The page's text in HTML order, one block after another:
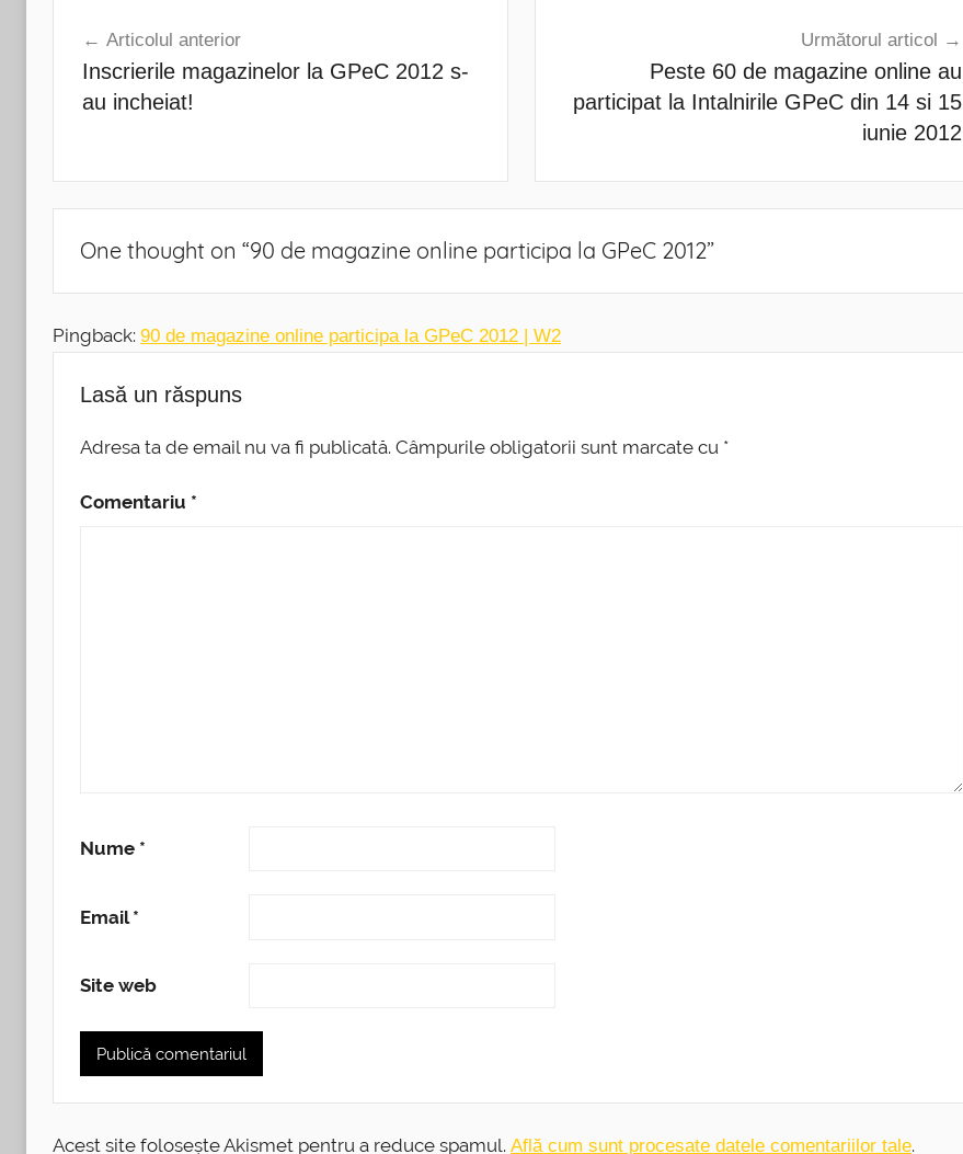
articole
Articolul anterior
Inscrierile magazinelor la GPeC 2012 s-
au incheiat!
Următorul articol
Peste 60 de magazine online au
participat la Intalnirile GPeC din 14 si 15
iunie 2012
One thought on “90 de magazine online participa la GPeC 2012”
Pingback: 90 de magazine online participa la GPeC 2012 | W2
Lasă un răspuns
Adresa ta de email nu va fi publicată. Câmpurile obligatorii sunt marcate cu *
Comentariu *
Nume *
Email*
Site web
Acest site folosește Akismet pentru a reduce spamul. Află cum sunt procesate datele comentariilor tale.